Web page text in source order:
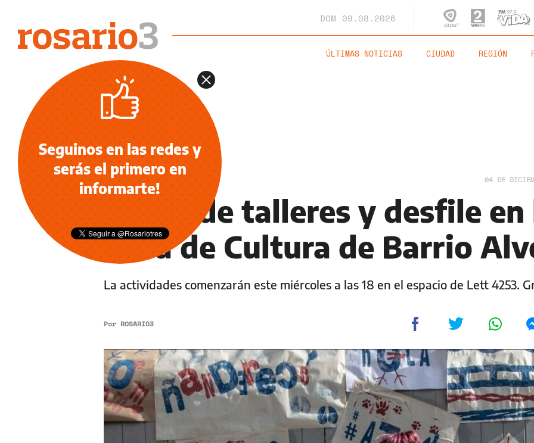
DOM 09.08.2026
ÚLTIMAS NOTICIAS CIUDAD REGIÓN
OCIO 04 DE
Cierre de talleres y desfile en
Casa de Cultura de Barrio
La actividades comenzarán este miércoles a las 18 en el espacio de Lett 4253.
Por ROSARIO3
Seguinos en las redes y
serás el primero en
informarte!